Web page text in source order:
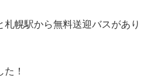
幌駅から無料送迎バスがあり
！